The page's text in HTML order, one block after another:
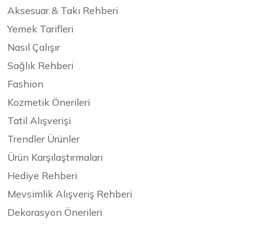
Aksesuar & Takı Rehberi
Yemek Tarifleri
Nasıl Çalışır
Sağlık Rehberi
Fashion
Kozmetik Önerileri
Tatil Alışverişi
Trendler Ürünler
Ürün Karşılaştırmaları
Hediye Rehberi
Mevsimlik Alışveriş Rehberi
Dekorasyon Önerileri